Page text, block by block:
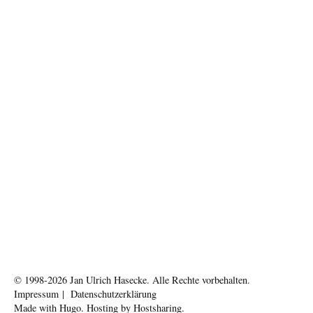
© 1998-2026 Jan Ulrich Hasecke. Alle Rechte vorbehalten.
Impressum | Datenschutzerklärung
Made with Hugo. Hosting by Hostsharing.